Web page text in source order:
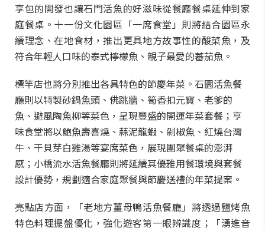
享包的開發也讓石門活魚的好滋味從餐廳餐桌延伸到家
庭餐桌。十一份文化園區「一席食堂」則將結合園區永
續理念、在地食材，推出更具地方故事性的酸菜魚，及
符合年輕人口味的泰式檸檬魚、親子最愛的蕃茄魚。
標竿店也將分別推出各具特色的節慶年菜。石園活魚餐
廳則以特製砂鍋魚頭、佛跳牆、筍香扣元寶、老爹的
魚、避風陶魚柳等菜色，呈現豐盛的開運年菜套餐；亨
味食堂將以鮑魚壽喜燒、蒜泥龍蝦、剁椒魚、紅燒台灣
牛、干貝芽白雞湯等宴席菜色，展現團聚餐桌的澎湃
感；小橋流水活魚餐廳則將延續其優雅用餐環境與套餐
設計優勢，規劃適合家庭聚餐與節慶送禮的年菜提案。
亮點店方面，「老地方薑母鴨活魚餐廳」將透過鹽烤魚
特色料理擺盤優化，強化遊客第一眼辨識度；「湧進音